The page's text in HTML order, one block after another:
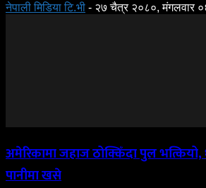
नेपाली मिडिया टि.भी - २७ चैत्र २०८०, मंगलवार
अमेरिकामा जहाज ठोक्किँदा पुल
पानीमा खसे